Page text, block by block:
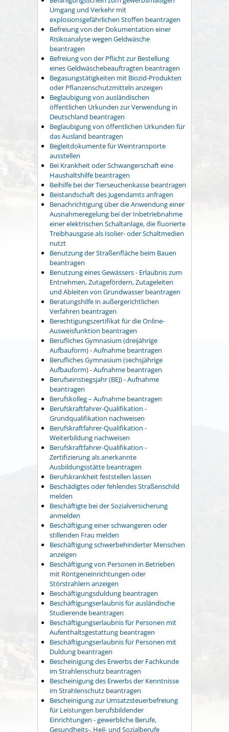
Umgang und Verkehr mit
explosionsgefährlichen Stoffen beantragen
Befreiung von der Dokumentation einer
Risikoanalyse wegen Geldwäsche
beantragen
Befreiung von der Pflicht zur Bestellung
eines Geldwäschebeauftragten beantragen
Begasungstätigkeiten mit Biozid-Produkten
oder Pflanzenschutzmitteln anzeigen
Beglaubigung von ausländischen
öffentlichen Urkunden zur Verwendung in
Deutschland beantragen
Beglaubigung von öffentlichen Urkunden für
das Ausland beantragen
Begleitdokumente für Weintransporte
ausstellen
Bei Krankheit oder Schwangerschaft eine
Haushaltshilfe beantragen
Beihilfe bei der Tierseuchenkasse beantragen
Beistandschaft des Jugendamts anfragen
Benachrichtigung über die Anwendung einer
Ausnahmeregelung bei der Inbetriebnahme
einer elektrischen Schaltanlage, die fluorierte
Treibhausgase als Isolier- oder Schaltmedien
nutzt
Benutzung der Straßenfläche beim Bauen
beantragen
Benutzung eines Gewässers - Erlaubnis zum
Entnehmen, Zutagefördern, Zutageleiten
und Ableiten von Grundwasser beantragen
Beratungshilfe in außergerichtlichen
Verfahren beantragen
Berechtigungszertifikat für die Online-
Ausweisfunktion beantragen
Berufliches Gymnasium (dreijährige
Aufbauform) - Aufnahme beantragen
Berufliches Gymnasium (sechsjährige
Aufbauform) - Aufnahme beantragen
Berufseinstiegsjahr (BEJ) - Aufnahme
beantragen
Berufskolleg – Aufnahme beantragen
Berufskraftfahrer-Qualifikation -
Grundqualifikation nachweisen
Berufskraftfahrer-Qualifikation -
Weiterbildung nachweisen
Berufskraftfahrer-Qualifikation -
Zertifizierung als anerkannte
Ausbildungsstätte beantragen
Berufskrankheit feststellen lassen
Beschädigtes oder fehlendes Straßenschild
melden
Beschäftigte bei der Sozialversicherung
anmelden
Beschäftigung einer schwangeren oder
stillenden Frau melden
Beschäftigung schwerbehinderter Menschen
anzeigen
Beschäftigung von Personen in Betrieben
mit Röntgeneinrichtungen oder
Störstrahlern anzeigen
Beschäftigungsduldung beantragen
Beschäftigungserlaubnis für ausländische
Studierende beantragen
Beschäftigungserlaubnis für Personen mit
Aufenthaltsgestattung beantragen
Beschäftigungserlaubnis für Personen mit
Duldung beantragen
Bescheinigung des Erwerbs der Fachkunde
im Strahlenschutz beantragen
Bescheinigung des Erwerbs der Kenntnisse
im Strahlenschutz beantragen
Bescheinigung zur Umsatzsteuerbefreiung
für Leistungen berufsbildender
Einrichtungen - gewerbliche Berufe,
Gesundheits-, Heil- und Sozialberufe